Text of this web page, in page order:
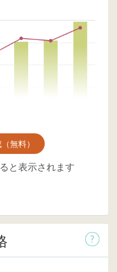
無料）
と表示されます